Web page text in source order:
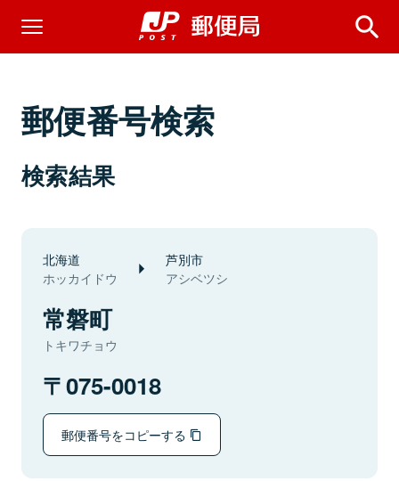
郵便番号検索
検索結果
北海道
ホッカイドウ
芦別市
アシベツシ
常磐町
トキワチョウ
075-0018
郵便番号をコピーする